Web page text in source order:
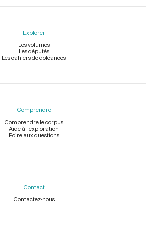
Explorer
Les volumes
Les députés
Les cahiers de doléances
Comprendre
Comprendre le corpus
Aide à l'exploration
Foire aux questions
Contact
Contactez-nous